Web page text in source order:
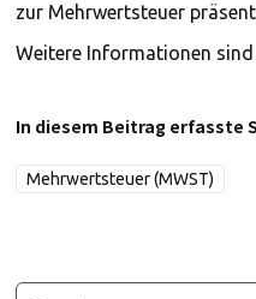
zur Mehrwertsteuer
Weitere Informationen sind
In diesem Beitrag erfasste
Mehrwertsteuer (MWST)